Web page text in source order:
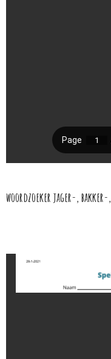
woordzoeker jager-,